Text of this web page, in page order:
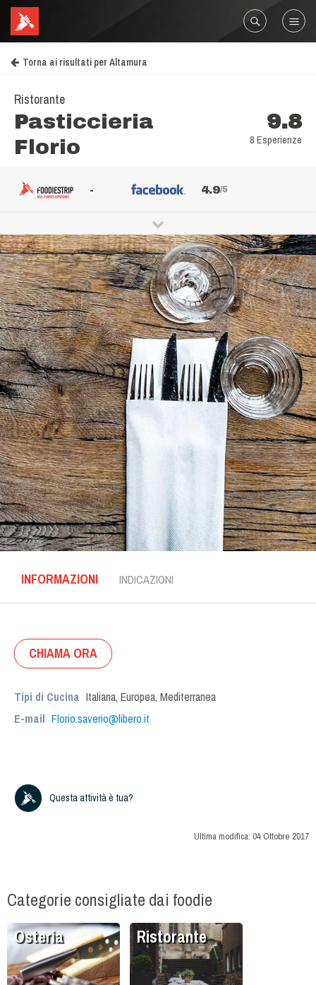
Torna ai risultati per Altamura
Ristorante
Pasticcieria
Florio
9.8
8 Esperienze
- 4.9/5
INFORMAZIONI INDICAZIONI
CHIAMA ORA
Tipi di Cucina Italiana, Europea, Mediterranea
E-mail Florio.saverio@libero.it
Questa attività è tua?
Ultima modifica: 04 Ottobre 2017
Categorie consigliate dai foodie
Osteria Ristorante